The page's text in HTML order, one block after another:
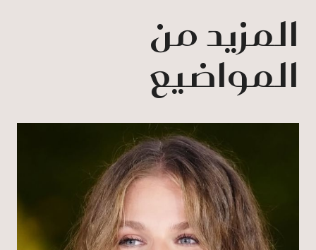
المزيد من
المواضيع